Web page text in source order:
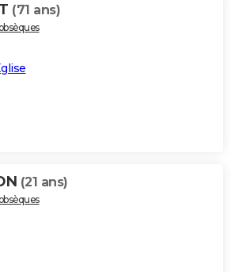
(71 ans)
(21 ans)